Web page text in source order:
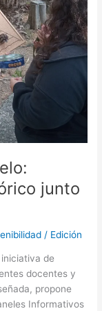
junto
/ Edición
de
docentes y
propone
Informativos